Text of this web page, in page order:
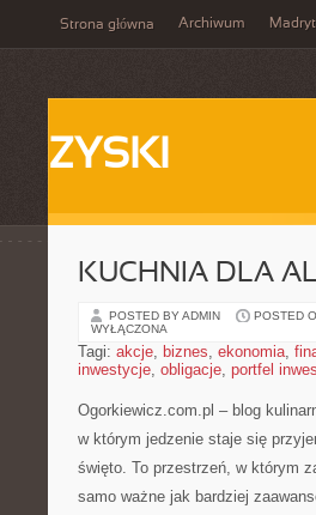
Strona główna Archiwum Madryt
ZYSKI
KUCHNIA DLA
POSTED BY ADMIN POSTED
WYŁĄCZONA
Tagi: akcje, biznes, ekonomia,
inwestycje, obligacje, portfel
Ogorkiewicz.com.pl – blog
w którym jedzenie staje się
święto. To przestrzeń, w którym
samo ważne jak bardziej